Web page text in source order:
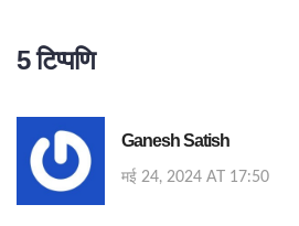
5 टिप्पणि
Ganesh Satish
मई 24, 2024 AT 17:50